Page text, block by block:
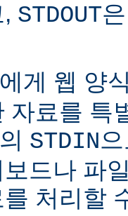
STDOUT
게 웹 양
자료를 특
STDIN
드나 파
처리할